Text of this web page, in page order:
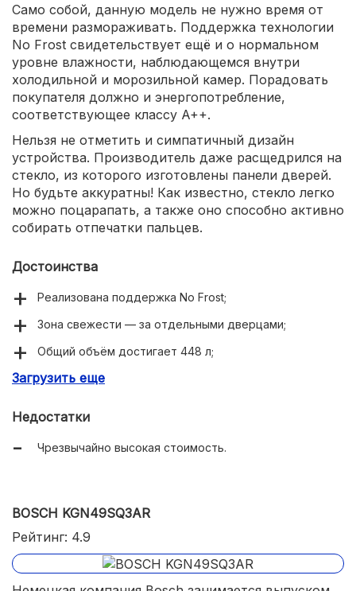
Само собой, данную модель не нужно время от
времени размораживать. Поддержка технологии
No Frost свидетельствует ещё и о нормальном
уровне влажности, наблюдающемся внутри
холодильной и морозильной камер. Порадовать
покупателя должно и энергопотребление,
соответствующее классу A++.
Нельзя не отметить и симпатичный дизайн
устройства. Производитель даже расщедрился на
стекло, из которого изготовлены панели дверей.
Но будьте аккуратны! Как известно, стекло легко
можно поцарапать, а также оно способно активно
собирать отпечатки пальцев.
Достоинства
Реализована поддержка No Frost;
Зона свежести — за отдельными дверцами;
Общий объём достигает 448 л;
Симпатичный дизайн;
Панель управления дополнена дисплеем.
Загрузить еще
Недостатки
Чрезвычайно высокая стоимость.
BOSCH KGN49SQ3AR
Рейтинг: 4.9